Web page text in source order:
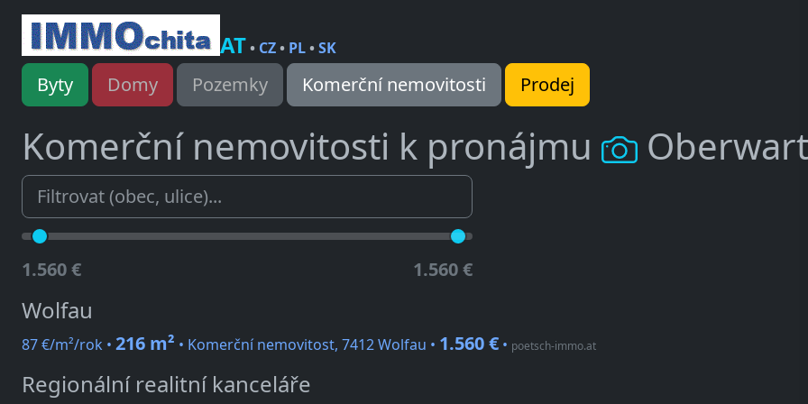
AT• CZ• PL•SK
Byty Domy Pozemky Komerční nemovitosti Prodej
Komerční nemovitosti k pronájmu Oberwart
1.560 € 1.560 €
Wolfau
87 €/m²/rok • 216 m² • Komerční nemovitost, 7412 Wolfau • 1.560 € • poetsch-immo.at
Regionální realitní kanceláře